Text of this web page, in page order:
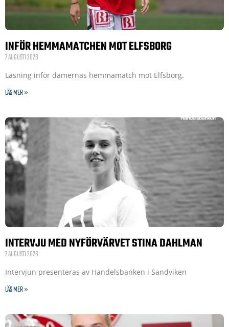
INFÖR HEMMAMATCHEN MOT ELFSBORG
7 AUGUSTI 2026
Läsning inför damernas hemmamatch mot Elfsborg.
LÄS MER »
INTERVJU MED NYFÖRVÄRVET STINA DAHLMAN
7 AUGUSTI 2026
Intervjun presenteras av Handelsbanken i Sandviken
LÄS MER »